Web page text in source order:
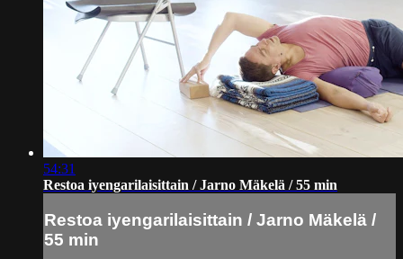
54:31
Restoa iyengarilaisittain / Jarno Mäkelä / 55 min
Restoa iyengarilaisittain / Jarno Mäkelä /
55 min